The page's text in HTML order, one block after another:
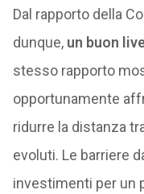
Dal rapporto della
dunque, un buon
stesso rapporto
opportunamente
ridurre la distanza
evoluti. Le barriere
investimenti per un